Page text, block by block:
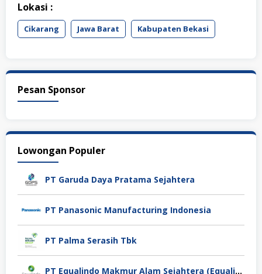
Lokasi :
Cikarang Jawa Barat Kabupaten Bekasi
Pesan Sponsor
Lowongan Populer
PT Garuda Daya Pratama Sejahtera
PT Panasonic Manufacturing Indonesia
PT Palma Serasih Tbk
PT Equalindo Makmur Alam Sejahtera (Equalindo Group)